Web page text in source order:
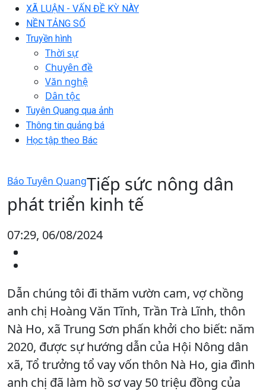
XÃ LUẬN - VẤN ĐỀ KỲ NÀY
NỀN TẢNG SỐ
Truyền hình
Thời sự
Chuyên đề
Văn nghệ
Dân tộc
Tuyên Quang qua ảnh
Thông tin quảng bá
Học tập theo Bác
Báo Tuyên QuangTiếp sức nông dân
phát triển kinh tế
07:29, 06/08/2024
Dẫn chúng tôi đi thăm vườn cam, vợ chồng
anh chị Hoàng Văn Tĩnh, Trần Trà Lĩnh, thôn
Nà Ho, xã Trung Sơn phấn khởi cho biết: năm
2020, được sự hướng dẫn của Hội Nông dân
xã, Tổ trưởng tổ vay vốn thôn Nà Ho, gia đình
anh chị đã làm hồ sơ vay 50 triệu đồng của